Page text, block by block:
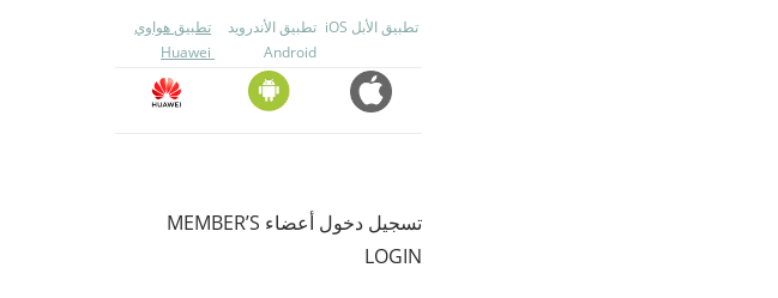
تطبيق الأبل iOS
تطبيق الأندرويد
Android
تطبيق هواوي
تسجيل دخول أعضاء MEMBER’S
LOGIN